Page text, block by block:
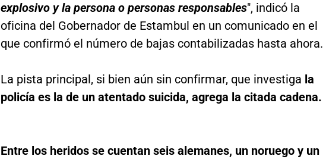
explosivo y la persona o personas responsables", indicó la
oficina del Gobernador de Estambul en un comunicado en el
que confirmó el número de bajas contabilizadas hasta ahora.
La pista principal, si bien aún sin confirmar, que investiga la
policía es la de un atentado suicida, agrega la citada cadena.
Entre los heridos se cuentan seis alemanes, un noruego y un